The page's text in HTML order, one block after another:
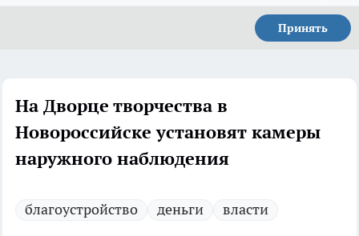
Принять
На Дворце творчества в
Новороссийске установят камеры
наружного наблюдения
благоустройство деньги власти